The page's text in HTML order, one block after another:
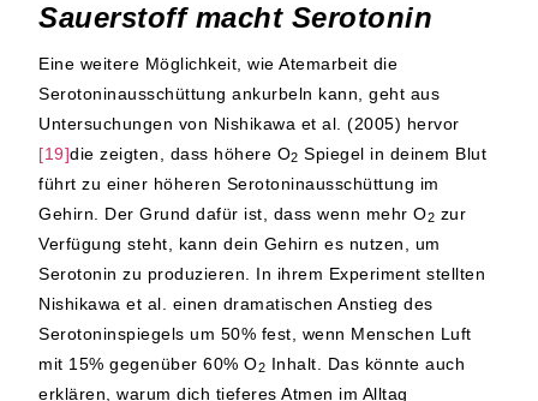
Sauerstoff macht Serotonin
Eine weitere Möglichkeit, wie Atemarbeit die
Serotoninausschüttung ankurbeln kann, geht aus
Untersuchungen von Nishikawa et al. (2005) hervor
[19]die zeigten, dass höhere O2 Spiegel in deinem Blut
führt zu einer höheren Serotoninausschüttung im
Gehirn. Der Grund dafür ist, dass wenn mehr O2 zur
Verfügung steht, kann dein Gehirn es nutzen, um
Serotonin zu produzieren. In ihrem Experiment stellten
Nishikawa et al. einen dramatischen Anstieg des
Serotoninspiegels um 50% fest, wenn Menschen Luft
mit 15% gegenüber 60% O2 Inhalt. Das könnte auch
erklären, warum dich tieferes Atmen im Alltag